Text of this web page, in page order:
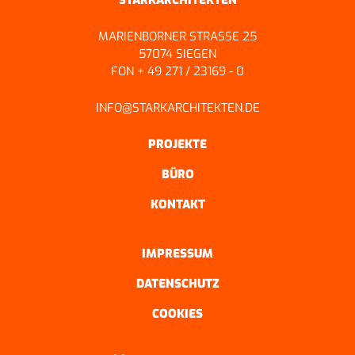
MARIENBORNER STRASSE 25
57074 SIEGEN
FON + 49 271 / 23169 - 0
INFO@STARKARCHITEKTEN.DE
PROJEKTE
BÜRO
KONTAKT
IMPRESSUM
DATENSCHUTZ
COOKIES